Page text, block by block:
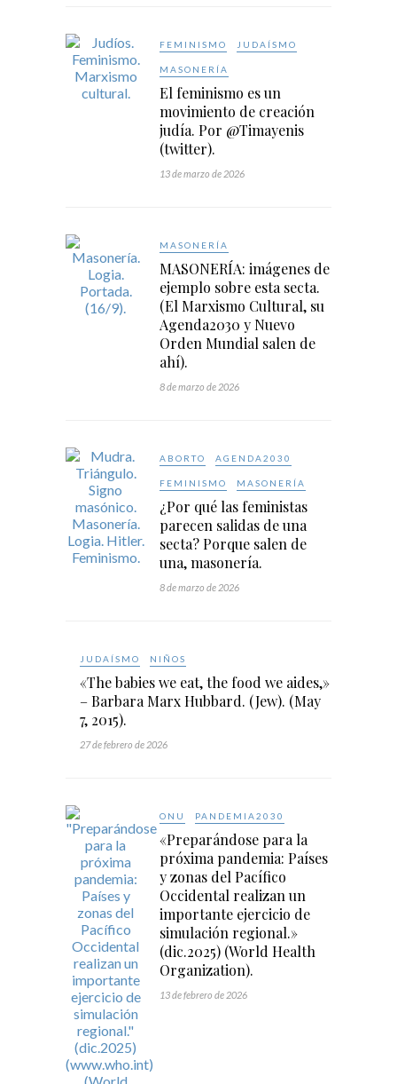
FEMINISMO JUDAÍSMO
MASONERÍA
El feminismo es un
movimiento de creación
judía. Por @Timayenis
(twitter).
13 de marzo de 2026
MASONERÍA
MASONERÍA: imágenes de
ejemplo sobre esta secta.
(El Marxismo Cultural, su
Agenda2030 y Nuevo
Orden Mundial salen de
ahí).
8 de marzo de 2026
ABORTO AGENDA2030
FEMINISMO MASONERÍA
¿Por qué las feministas
parecen salidas de una
secta? Porque salen de
una, masonería.
8 de marzo de 2026
JUDAÍSMO NIÑOS
«The babies we eat, the food we aides,»
– Barbara Marx Hubbard. (Jew). (May
7, 2015).
27 de febrero de 2026
ONU PANDEMIA2030
«Preparándose para la
próxima pandemia: Países
y zonas del Pacífico
Occidental realizan un
importante ejercicio de
simulación regional.»
(dic.2025) (World Health
Organization).
13 de febrero de 2026